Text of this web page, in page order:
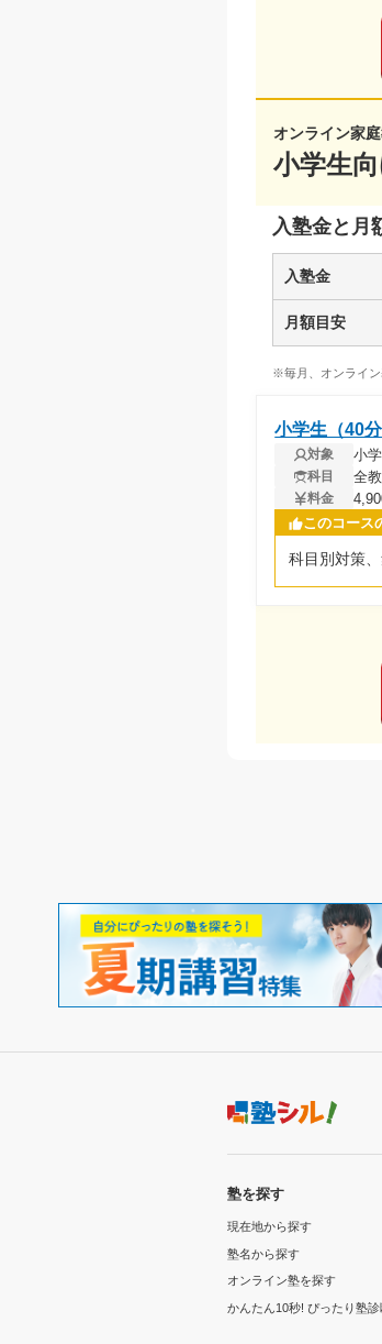
オンライン家
小学生
入塾金と月
入塾金
月額目安
※毎月、オンライン
小学生（40分
対象 小
科目 全
料金
このコース
科目別対策
塾を探す
現在地から探す
塾名から探す
オンライン塾を探す
かんたん10秒! ぴったり塾診